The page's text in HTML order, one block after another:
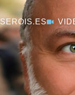
ISEROIS.ES